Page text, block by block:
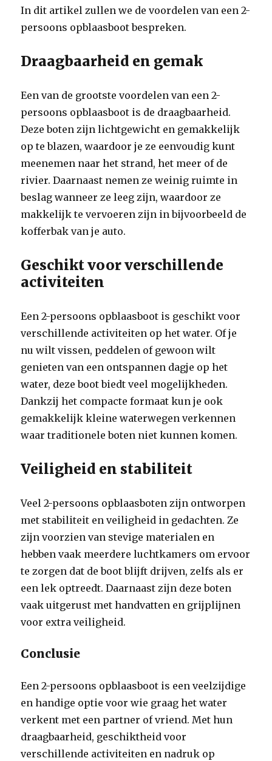
In dit artikel zullen we de voordelen van een 2-
persoons opblaasboot bespreken.
Draagbaarheid en gemak
Een van de grootste voordelen van een 2-
persoons opblaasboot is de draagbaarheid.
Deze boten zijn lichtgewicht en gemakkelijk
op te blazen, waardoor je ze eenvoudig kunt
meenemen naar het strand, het meer of de
rivier. Daarnaast nemen ze weinig ruimte in
beslag wanneer ze leeg zijn, waardoor ze
makkelijk te vervoeren zijn in bijvoorbeeld de
kofferbak van je auto.
Geschikt voor verschillende
activiteiten
Een 2-persoons opblaasboot is geschikt voor
verschillende activiteiten op het water. Of je
nu wilt vissen, peddelen of gewoon wilt
genieten van een ontspannen dagje op het
water, deze boot biedt veel mogelijkheden.
Dankzij het compacte formaat kun je ook
gemakkelijk kleine waterwegen verkennen
waar traditionele boten niet kunnen komen.
Veiligheid en stabiliteit
Veel 2-persoons opblaasboten zijn ontworpen
met stabiliteit en veiligheid in gedachten. Ze
zijn voorzien van stevige materialen en
hebben vaak meerdere luchtkamers om ervoor
te zorgen dat de boot blijft drijven, zelfs als er
een lek optreedt. Daarnaast zijn deze boten
vaak uitgerust met handvatten en grijplijnen
voor extra veiligheid.
Conclusie
Een 2-persoons opblaasboot is een veelzijdige
en handige optie voor wie graag het water
verkent met een partner of vriend. Met hun
draagbaarheid, geschiktheid voor
verschillende activiteiten en nadruk op